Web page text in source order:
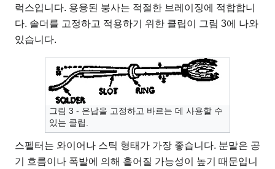
럭스입니다. 용융된 붕사는 적절한 브레이징에 적합합니
다. 솔더를 고정하고 적용하기 위한 클립이 그림 3에 나와
있습니다.
그림 3 - 은납을 고정하고 바르는 데 사용할 수
있는 클립.
스펠터는 와이어나 스틱 형태가 가장 좋습니다. 분말은 공
기 흐름이나 폭발에 의해 흩어질 가능성이 높기 때문입니